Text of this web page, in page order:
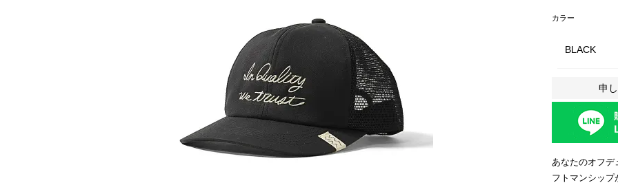
カラー
BLACK
申
あなたのオフ
フトマンシップ